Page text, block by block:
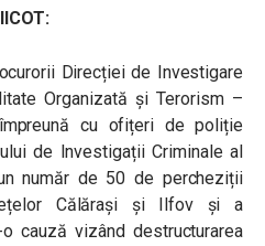
Direcției de Investigare
Organizată și Terorism –
cu ofițeri de poliție
de Investigații Criminale al
număr de 50 de percheziții
Călărași și Ilfov și a
cauză vizând destructurarea